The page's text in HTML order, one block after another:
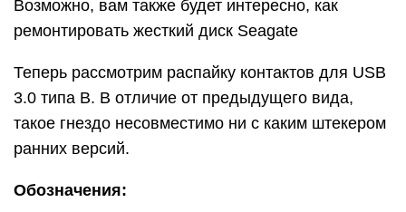
Возможно, вам также будет интересно, как
ремонтировать жесткий диск Seagate
Теперь рассмотрим распайку контактов для USB
3.0 типа В. В отличие от предыдущего вида,
такое гнездо несовместимо ни с каким штекером
ранних версий.
Обозначения: